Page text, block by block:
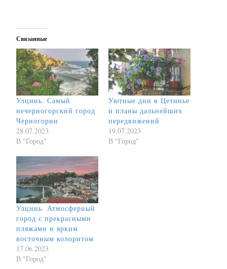
Связанные
Улцинь. Самый
нечерногорский город
Черногории
28.07.2023
В "Город"
Уютные дни в Цетинье
и планы дальнейших
передвижений
19.07.2023
В "Город"
Улцинь. Атмосферный
город с прекрасными
пляжами и ярким
восточным колоритом
17.06.2023
В "Город"